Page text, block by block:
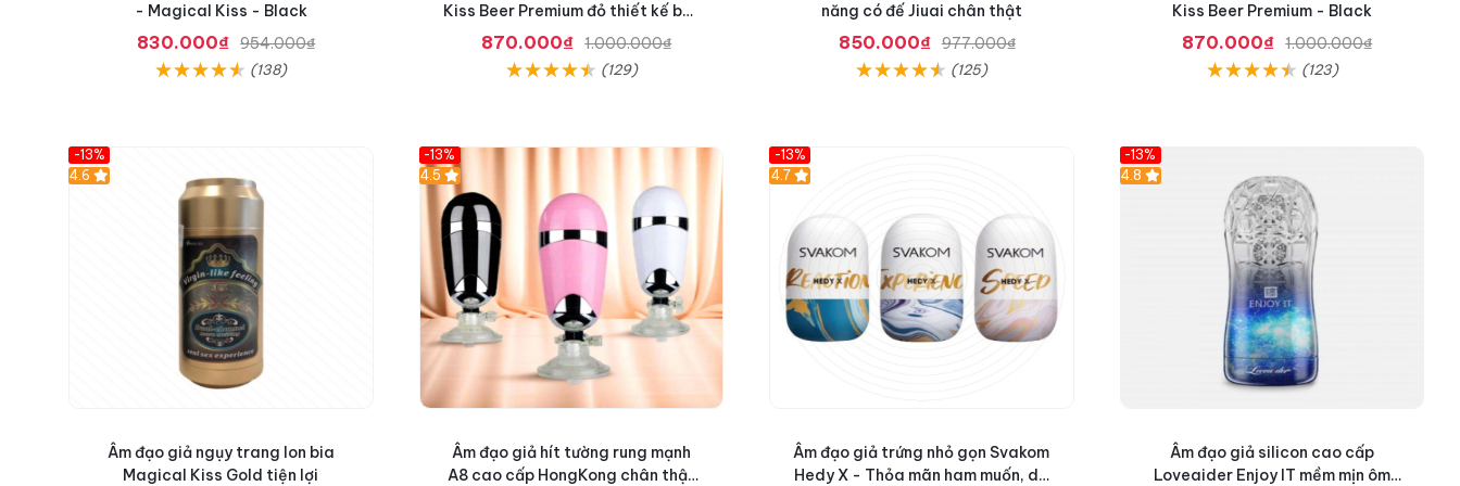
- Magical Kiss - Black
830.000₫ 954.000₫
(138)
Kiss Beer Premium đỏ thiết kế bắt
mắt
870.000₫ 1.000.000₫
(129)
năng có đế Jiuai chân thật
850.000₫ 977.000₫
(125)
Kiss Beer Premium - Black
870.000₫ 1.000.000₫
(123)
-13%
Hot
4.6
Âm đạo giả ngụy trang lon bia
Magical Kiss Gold tiện lợi
-13%
Hot
4.5
Âm đạo giả hít tường rung mạnh
A8 cao cấp HongKong chân thật
-13%
Hot
4.7
Âm đạo giả trứng nhỏ gọn Svakom
Hedy X - Thỏa mãn ham muốn, dễ
-13%
Hot
4.8
Âm đạo giả silicon cao cấp
Loveaider Enjoy IT mềm mịn ôm